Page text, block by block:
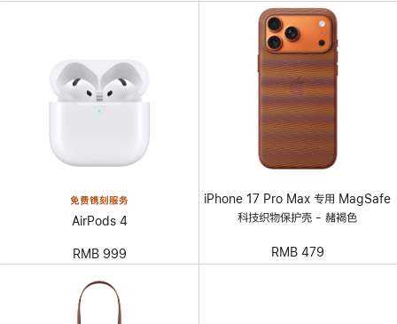
免费镌刻服务
AirPods 4
RMB 999
iPhone 17 Pro Max 专用 MagSafe
科技织物保护壳 - 赭褐色
RMB 479